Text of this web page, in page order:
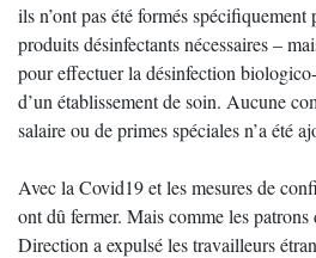
ils n’ont pas été formés
produits désinfectants nécessaires –
pour effectuer la désinfection
d’un établissement de soin. Aucune
salaire ou de primes spéciales n’a été
Avec la Covid19 et les mesures de
ont dû fermer. Mais comme les
Direction a expulsé les travailleurs